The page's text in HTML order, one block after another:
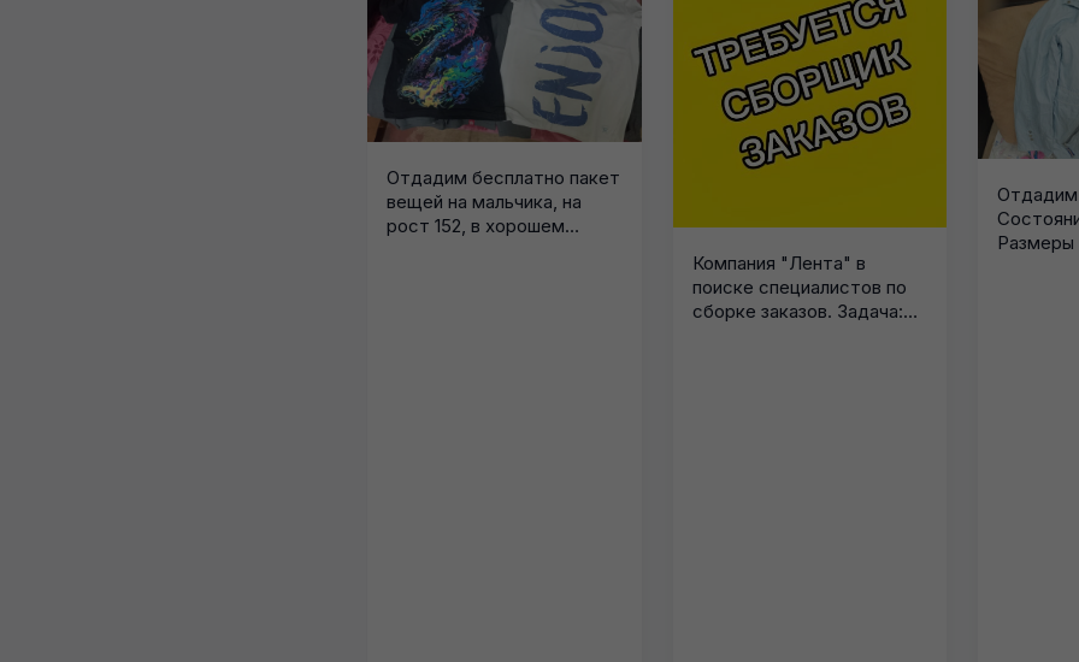
Отдадим бесплатно пакет
вещей на мальчика, на
рост 152, в хорошем
Компания "Лента" в
поиске специалистов по
сборке заказов. Задача:
Отдадим
Размеры